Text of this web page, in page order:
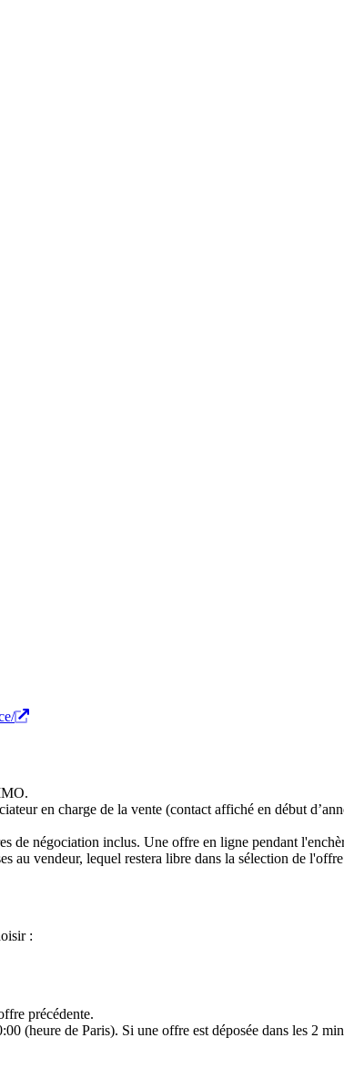
en charge de la vente (contact affiché en début
négociation inclus. Une offre en ligne pendant
au vendeur, lequel restera libre dans la sélection de
:
précédente.
(heure de Paris). Si une offre est déposée dans les 2